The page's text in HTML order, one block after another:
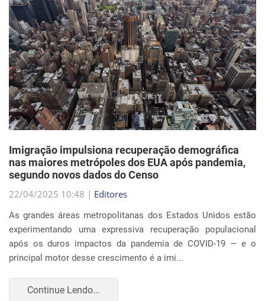
nas maiores metrópoles dos EUA após pandemia,
segundo novos dados do Censo
22/04/2025 10:48 |Editores
As grandes áreas metropolitanas dos Estados Unidos estão
experimentando uma expressiva recuperação populacional
após os duros impactos da pandemia de COVID-19 — e o
principal motor desse crescimento é a imi...
Continue Lendo...